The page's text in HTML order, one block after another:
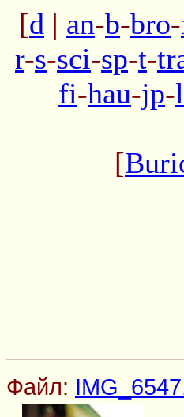
[d | an-b-bro-
r-s-sci-sp-t-
fi-hau-jp-
[
Файл: